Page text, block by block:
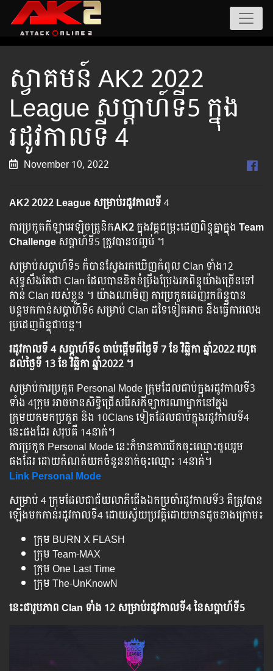
ស្វាគមន៍ AK2 2022
League សប្ដាហ៍ទី5 ក្នុង
រដូវកាលទី 4
November 10, 2022
AK2 2022 League សម្រាប់រដូវកាលទី4
ការប្រកួតកីឡាអេឡិចត្រូនិកAK2ក្នុងវគ្គជម្រុះដេញពិន្ទុគ្នាក្នុង Team
Challenge សប្ដាហ៍ទី5 ត្រូវបានបញ្ចប់ ។
សម្រាប់សប្ដាហ៍ទី5 ក៏បានស្វែងរកឃើញកំពូល Clan ទាំង12
សុទ្ធសឹងតែជា Clan ដែលបានខិតខំប្រឹងប្រែងរកពិន្ទុយ៉ាងច្រើនទៅ
កាន់ Clan របស់ខ្លួន ។ យ៉ាងណាមិញ ការប្រកួតដេញរកពិន្ទុបាន
បន្តមកកាន់សប្តាហ៍ទី6 សម្រាប់ Clan ដទៃទៀតអាច នឹងធ្វើការលេង
ប្រដេញពិន្ទុជាបន្ត។
រដូវកាលទី 4 សប្ដាហ៍ទី6 ចាប់ផ្ដើមពីថ្ងៃទី 7 ខែ វិឆ្ឆិកា ឆ្នាំ2022 រហូត
ដល់ថ្ងៃទី 13 ខែ វិឆ្ឆិកា ឆ្នាំ2022 ។
សម្រាប់ការប្រកួត Personal Mode ក្រុមដែលជាប់ក្នុងរដូវកាលទី3
ទាំង 4ក្រុម អាចមានសិទ្ធិជ្រើសរើសកីឡាករណាម្នាក់នៅក្នុង
ក្រុមយកមកប្រកួត និង 10Clans ទៀតដែលជាប់ក្នុងរដូវកាលទី4
នេះផងដែរ សរុបគឺ 14នាក់។
ការប្រកួត Personal Mode នេះក៏មានការបើកចុះឈ្មោះចូលរួម
ផងដែរ ដោយកំណត់យកចំនួននាក់ចុះឈ្មោះ 14នាក់។
Link Personal Mode
សម្រាប់ 4 ក្រុមដែលជាជ័យលាភីជើងឯកប្រចាំរដូវកាលទី3 គឺត្រូវបាន
ឡើងមកកាន់រដូវកាលទី4 ដោយស្វ័យប្រវត្តិដោយមានដូចខាងក្រោម៖
ក្រុម BURN X FLASH
ក្រុម Team-MAX
ក្រុម One Last Time
ក្រុម The-UnKnowN
នេះជារូបភាព Clan ទាំង 12 សម្រាប់រដូវកាលទី4 នៃសប្ដាហ៍ទី5